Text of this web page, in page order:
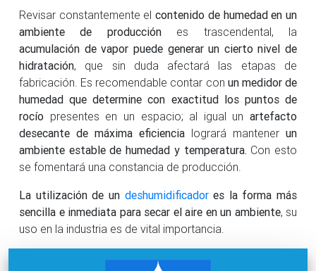
Revisar constantemente elcontenido de humedad en un
ambiente de producciónes trascendental, la
acumulación de vapor puede generar un cierto nivel de
hidratación, que sin duda afectará las etapas de
fabricación. Es recomendable contar con un medidor de
humedad que determine con exactitud los puntos de
rocío presentes en un espacio; al igual un artefacto
desecante de máxima eficiencia logrará mantener un
ambiente estable de humedad y temperatura. Con esto
se fomentará una constancia de producción.
La utilización de un deshumidificadores la forma más
sencilla e inmediata para secar el aire en un ambiente, su
uso en la industria es de vital importancia.